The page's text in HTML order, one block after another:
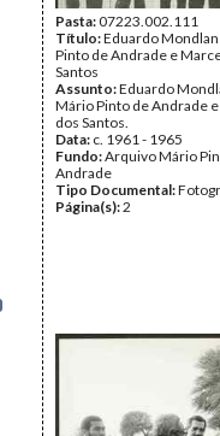
Pasta:07223.002.111
Título:Eduardo
Pinto de Andrade e
Santos
Assunto:Eduardo
Mário Pinto de Andrade
dos Santos.
Data: c. 1961 - 1965
Fundo:Arquivo Mário
Andrade
Tipo Documental:
Página(s):2